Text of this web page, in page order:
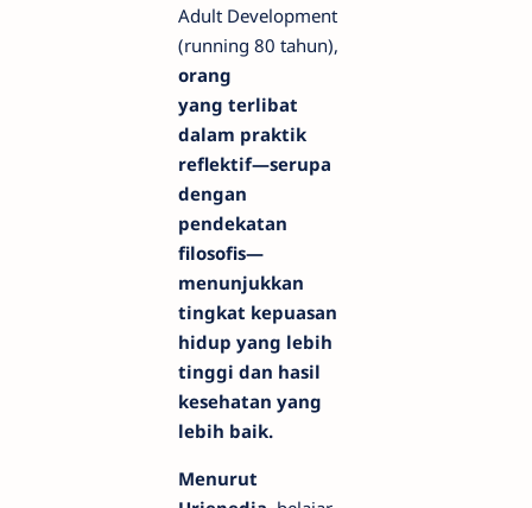
Adult Development
(running 80 tahun),
orang
yang terlibat
dalam praktik
reflektif—serupa
dengan
pendekatan
filosofis—
menunjukkan
tingkat kepuasan
hidup yang lebih
tinggi dan hasil
kesehatan yang
lebih baik.
Menurut